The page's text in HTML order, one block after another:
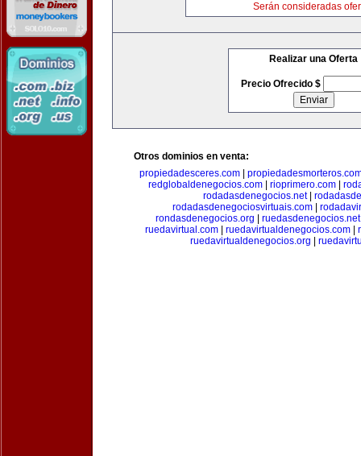
Serán consideradas
Realizar una Oferta
Precio Ofrecido $
Otros dominios en venta:
propiedadesceres.com|
redglobaldenegocios.com
rioprimero.com
rodadasdenegocios.net|
rodadasdenegociosvirtuais.com|
rondasdenegocios.org
ruedasdenegocios.net
ruedavirtual.com| ruedavirtualdenegocios.com|
ruedavirtualdenegocios.org